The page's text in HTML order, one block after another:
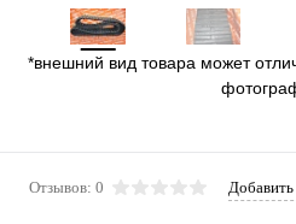
*внешний вид товара может
Отзывов: 0